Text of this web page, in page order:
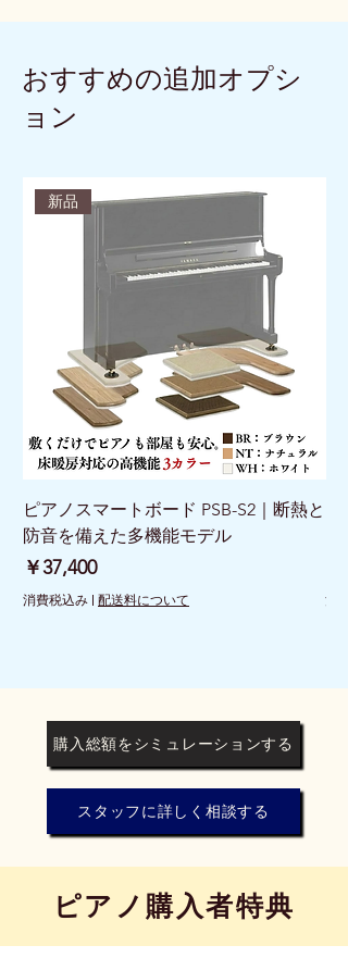
おすすめの追加オプシ
ョン
新品
ピアノスマートボード PSB-S2｜断熱と
防音を備えた多機能モデル
価格
￥37,400
消費税込み | 配送料について 消
購入総額をシミュレーションする
スタッフに詳しく相談する
​ピアノ購入者特典